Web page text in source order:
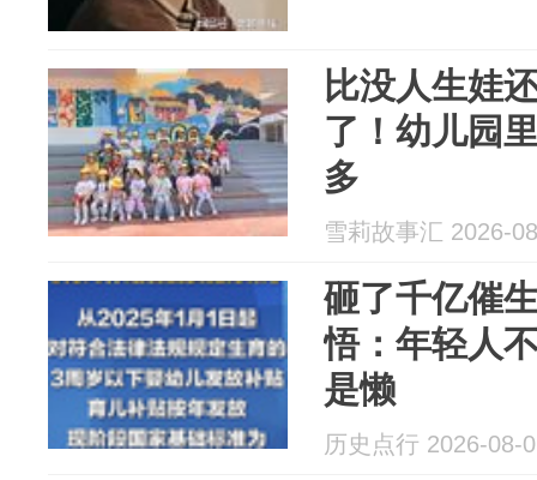
比没人生娃
了！幼儿园
多
雪莉故事汇 2026-
砸了千亿催
悟：年轻人
是懒
历史点行 2026-08-